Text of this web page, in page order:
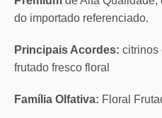
do importado referenciado.
Principais Acordes: citrinos
frutado fresco floral
Família Olfativa: Floral